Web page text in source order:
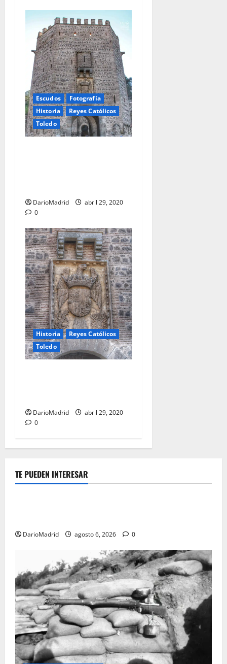
Escudos
Fotografía
Historia
Reyes Católicos
Toledo
DarioMadrid
abril 29, 2020
0
Historia
Reyes Católicos
Toledo
DarioMadrid
abril 29, 2020
0
TE PUEDEN INTERESAR
Guerra Civil Española
DarioMadrid agosto 6, 2026 0